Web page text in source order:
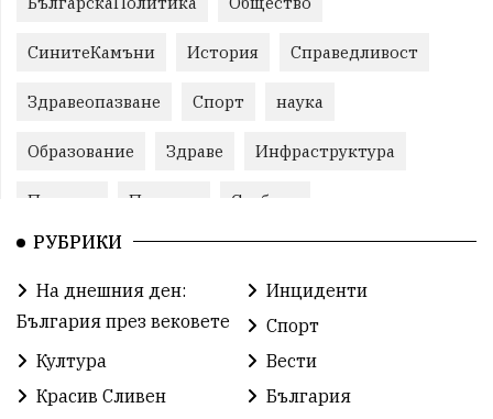
СинитеКамъни История Справедливост
Здравеопазване Спорт наука
Образование Здраве Инфраструктура
Пеевски Протест Свобода
ИвелинМихайлов
Празник ГражданскоОбщество
РадостинВасилев ЛекаАтлетика
ХристоИлиев БългарскоЗемеделие
РУБРИКИ
На днешния ден:
България през вековете
Инциденти
Спорт
Култура
Вести
Красив Сливен
България